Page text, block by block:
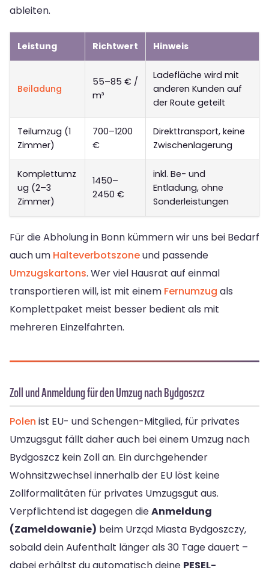
ableiten.
Leistung Richtwert Hinweis
Beiladung
55–85 € /
m³
Ladefläche wird mit
anderen Kunden auf
der Route geteilt
Teilumzug (1
Zimmer)
700–1200
€
Direkttransport, keine
Zwischenlagerung
Komplettumz
ug (2–3
Zimmer)
1450–
2450 €
inkl. Be- und
Entladung, ohne
Sonderleistungen
Für die Abholung in Bonn kümmern wir uns bei Bedarf
auch um Halteverbotszoneund passende
Umzugskartons. Wer viel Hausrat auf einmal
transportieren will, ist mit einem Fernumzug als
Komplettpaket meist besser bedient als mit
mehreren Einzelfahrten.
Zoll und Anmeldung für den Umzug nach Bydgoszcz
Polen ist EU- und Schengen-Mitglied, für privates
Umzugsgut fällt daher auch bei einem Umzug nach
Bydgoszcz kein Zoll an. Ein durchgehender
Wohnsitzwechsel innerhalb der EU löst keine
Zollformalitäten für privates Umzugsgut aus.
Verpflichtend ist dagegen dieAnmeldung
(Zameldowanie) beim Urząd Miasta Bydgoszczy,
sobald dein Aufenthalt länger als 30 Tage dauert –
dabei erhältst du automatisch deine PESEL-